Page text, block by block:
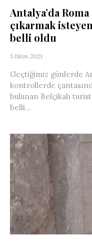
Antalya’da
çıkarmak
belli oldu
5 Ekim 2023
Geçtiğimiz günlerde
kontrollerde
bulunan Belçikalı
belli...